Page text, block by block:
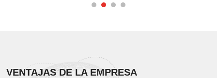
VENTAJAS DE LA EMPRESA